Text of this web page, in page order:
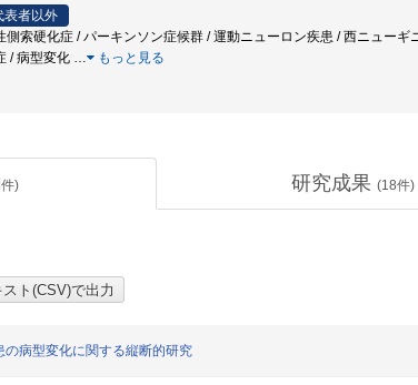
表者以外
側索硬化症 / パーキンソン症候群 / 運動ニューロン疾患 / 西ニュー
/ 病型変化 … もっと見る
件) 研究成果 (18件)
病型変化に関する縦断的研究